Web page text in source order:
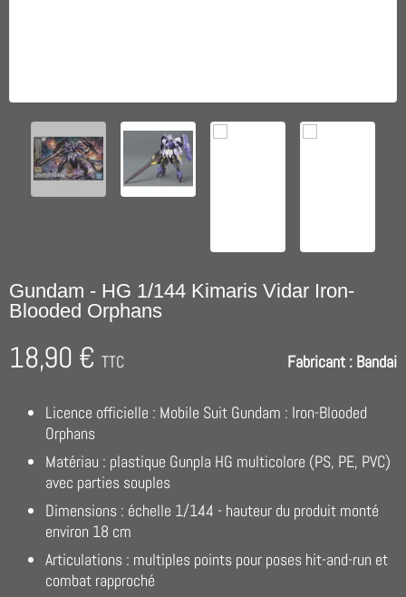
Gundam - HG 1/144 Kimaris Vidar Iron-
Blooded Orphans
Fabricant : Bandai
18,90 € TTC
Licence officielle : Mobile Suit Gundam : Iron-Blooded
Orphans
Matériau : plastique Gunpla HG multicolore (PS, PE, PVC)
avec parties souples
Dimensions : échelle 1/144 - hauteur du produit monté
environ 18 cm
Articulations : multiples points pour poses hit-and-run et
combat rapproché